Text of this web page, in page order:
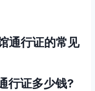
通行证的常见
行证多少钱?